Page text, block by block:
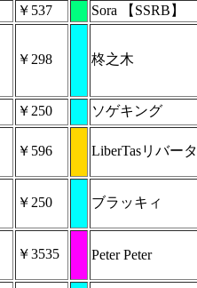
￥537 Sora 【SSRB】
￥298 柊之木
￥250 ソゲキング
￥596 LiberTasリバー
￥250 ブラッキィ
￥3535 Peter Peter